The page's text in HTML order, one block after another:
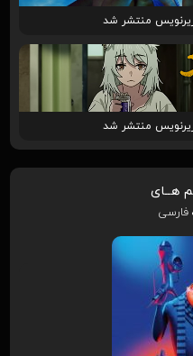
منتشر شد
منتشر شد
هــای
فارسی